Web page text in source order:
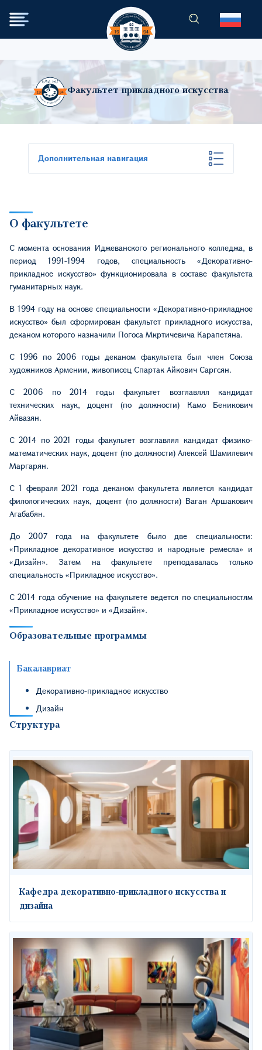
Перейти к основному
Факультет прикладного искусства
Дополнительная навигация
О факультете
С момента основания Иджеванского регионального колледжа, в
период 1991-1994 годов, специальность «Декоративно-
прикладное искусство» функционировала в составе факультета
гуманитарных наук.
В 1994 году на основе специальности «Декоративно-прикладное
искусство» был сформирован факультет прикладного искусства,
деканом которого назначили Погоса Мкртичевича Карапетяна.
С 1996 по 2006 годы деканом факультета был член Союза
художников Армении, живописец Спартак Айкович Саргсян.
С 2006 по 2014 годы факультет возглавлял кандидат
технических наук, доцент (по должности) Камо Беникович
Айвазян.
С 2014 по 2021 годы факультет возглавлял кандидат физико-
математических наук, доцент (по должности) Алексей Шамилевич
Маргарян.
С 1 февраля 2021 года деканом факультета является кандидат
филологических наук, доцент (по должности) Ваган Аршакович
Агабабян.
До 2007 года на факультете было две специальности:
«Прикладное декоративное искусство и народные ремесла» и
«Дизайн». Затем на факультете преподавалась только
специальность «Прикладное искусство».
С 2014 года обучение на факультете ведется по специальностям
«Прикладное искусство» и «Дизайн».
Образовательные программы
Бакалавриат
Декоративно-прикладное искусство
Дизайн
Структура
Кафедра декоративно-прикладного искусства и
дизайна